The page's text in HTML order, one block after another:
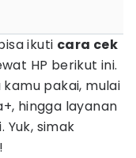
ikuti cara cek
HP berikut ini.
pakai, mulai
hingga layanan
simak